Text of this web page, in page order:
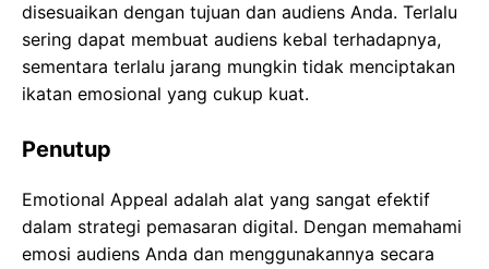
disesuaikan dengan tujuan dan audiens Anda. Terlalu
sering dapat membuat audiens kebal terhadapnya,
sementara terlalu jarang mungkin tidak menciptakan
ikatan emosional yang cukup kuat.
Penutup
Emotional Appeal adalah alat yang sangat efektif
dalam strategi pemasaran digital. Dengan memahami
emosi audiens Anda dan menggunakannya secara